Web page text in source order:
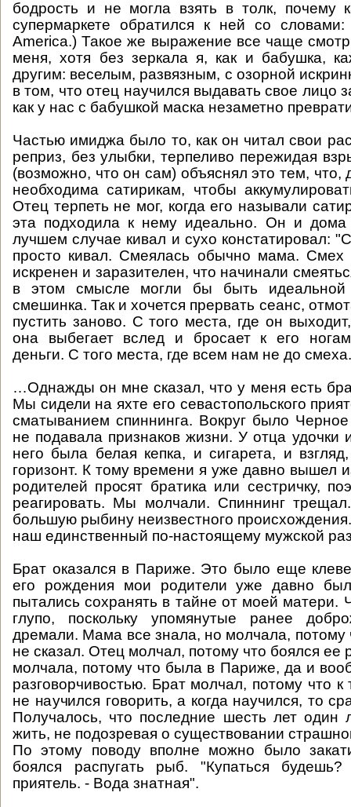
бодрость и не могла взять в толк, почему
супермаркете обратился к ней со
America.) Такое же выражение все чаще
меня, хотя без зеркала я, как и бабушка,
другим: веселым, развязным, с озорной
в том, что отец научился выдавать свое лицо
как у нас с бабушкой маска незаметно
Частью имиджа было то, как он читал свои
реприз, без улыбки, терпеливо пережидая
(возможно, что он сам) объяснял это тем, что,
необходима сатирикам, чтобы
Отец терпеть не мог, когда его называли
эта подходила к нему идеально. Он и дома
лучшем случае кивал и сухо констатировал:
просто кивал. Смеялась обычно мама. Смех
искренен и заразителен, что начинали
в этом смысле могли бы быть
смешинка. Так и хочется прервать сеанс,
пустить заново. С того места, где он
она выбегает вслед и бросает к его
деньги. С того места, где всем нам не до смеха.
…Однажды он мне сказал, что у меня есть
Мы сидели на яхте его севастопольского
сматыванием спиннинга. Вокруг было
не подавала признаков жизни. У отца
него была белая кепка, и сигарета, и
горизонт. К тому времени я уже давно вышел
родителей просят братика или сестричку,
реагировать. Мы молчали. Спиннинг
большую рыбину неизвестного
наш единственный по-настоящему мужской
Брат оказался в Париже. Это было еще
его рождения мои родители уже давно
пытались сохранять в тайне от моей матери.
глупо, поскольку упомянутые ранее
дремали. Мама все знала, но молчала, потому
не сказал. Отец молчал, потому что боялся ее
молчала, потому что была в Париже, да и
разговорчивостью. Брат молчал, потому что
не научился говорить, а когда научился, то
Получалось, что последние шесть лет один
жить, не подозревая о существовании
По этому поводу вполне можно было
боялся распугать рыб. "Купаться
приятель. - Вода знатная".